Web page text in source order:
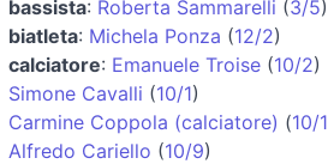
bassista: Roberta Sammarelli (3/5)
biatleta: Michela Ponza (12/2)
calciatore: Emanuele Troise (10/2)
Simone Cavalli (10/1)
Carmine Coppola (calciatore) (10/1
Alfredo Cariello (10/9)